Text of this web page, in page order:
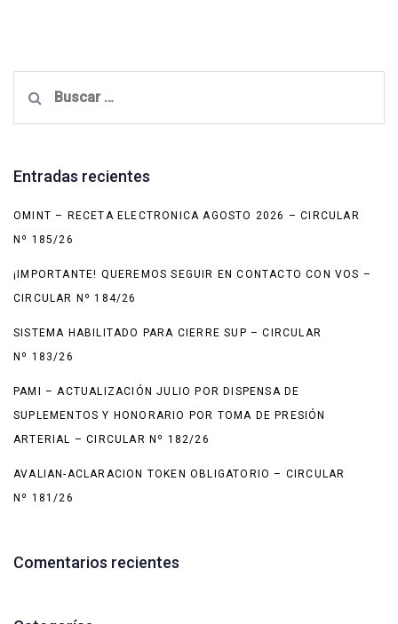
Entradas recientes
OMINT – RECETA ELECTRONICA AGOSTO 2026 – CIRCULAR
Nº 185/26
¡IMPORTANTE! QUEREMOS SEGUIR EN CONTACTO CON VOS –
CIRCULAR Nº 184/26
SISTEMA HABILITADO PARA CIERRE SUP – CIRCULAR
Nº 183/26
PAMI – ACTUALIZACIÓN JULIO POR DISPENSA DE
SUPLEMENTOS Y HONORARIO POR TOMA DE PRESIÓN
ARTERIAL – CIRCULAR Nº 182/26
AVALIAN-ACLARACION TOKEN OBLIGATORIO – CIRCULAR
Nº 181/26
Comentarios recientes